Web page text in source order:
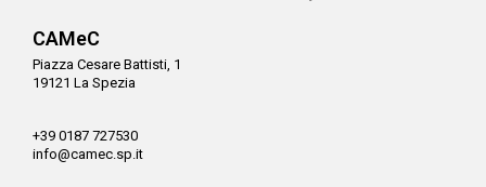
CAMeC
Piazza Cesare Battisti, 1
19121 La Spezia
+39 0187 727530
info@camec.sp.it